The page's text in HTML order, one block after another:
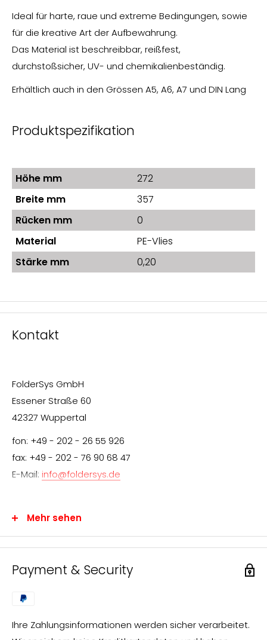
Ideal für harte, raue und extreme Bedingungen, sowie
für die kreative Art der Aufbewahrung.
Das Material ist beschreibbar, reißfest,
durchstoßsicher, UV- und chemikalienbeständig.
Erhältlich auch in den Grössen A5, A6, A7 und DIN Lang
Produktspezifikation
Höhe mm
272
Breite mm
357
Rücken mm
0
Material
PE-Vlies
Stärke mm
0,20
Kontakt
FolderSys GmbH
Essener Straße 60
42327 Wuppertal
fon: +49 - 202 - 26 55 926
fax: +49 - 202 - 76 90 68 47
E-Mail: info@foldersys.de
Wir freuen uns über Ihr Interesse an FolderSys®-
FolderSys® vertreibt ausschließlich über den
zusenden, die wir umgehend bearbeiten und an einen
Mehr sehen
Payment & Security
Ihre Zahlungsinformationen werden sicher verarbeitet.